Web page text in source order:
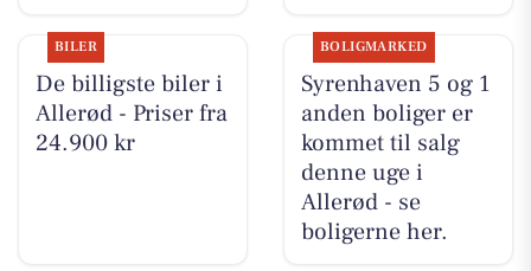
BILER
De billigste biler i
Allerød - Priser fra
24.900 kr
BOLIGMARKED
Syrenhaven 5 og 1
anden boliger er
kommet til salg
denne uge i
Allerød - se
boligerne her.